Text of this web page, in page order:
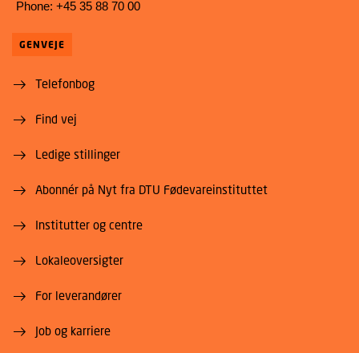
Phone: +45 35 88 70 00
GENVEJE
Telefonbog
Find vej
Ledige stillinger
Abonnér på Nyt fra DTU Fødevareinstituttet
Institutter og centre
Lokaleoversigter
For leverandører
Job og karriere